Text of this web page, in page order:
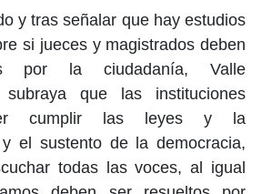
y tras señalar que hay estudios
si jueces y magistrados deben
por la ciudadanía, Valle
subraya que las instituciones
cumplir las leyes y la
y el sustento de la democracia,
todas las voces, al igual